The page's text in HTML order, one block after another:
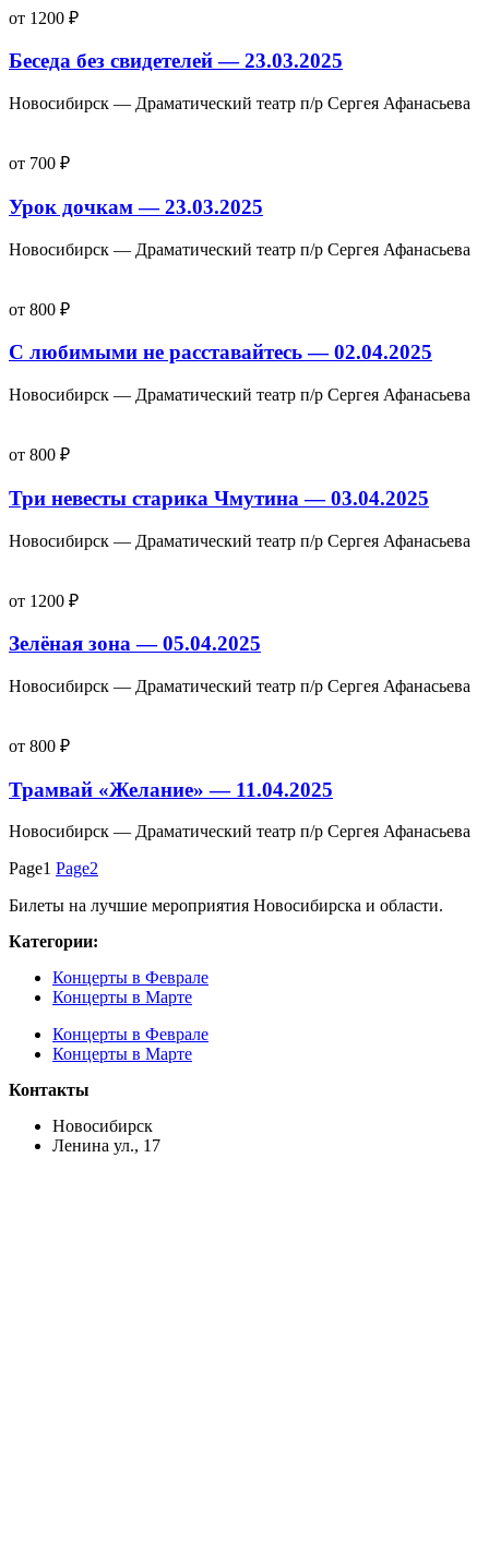
от 1200 ₽
Беседа без свидетелей — 23.03.2025
Новосибирск — Драматический театр п/р Сергея Афанасьева
от 700 ₽
Урок дочкам — 23.03.2025
Новосибирск — Драматический театр п/р Сергея Афанасьева
от 800 ₽
С любимыми не расставайтесь — 02.04.2025
Новосибирск — Драматический театр п/р Сергея Афанасьева
от 800 ₽
Три невесты старика Чмутина — 03.04.2025
Новосибирск — Драматический театр п/р Сергея Афанасьева
от 1200 ₽
Зелёная зона — 05.04.2025
Новосибирск — Драматический театр п/р Сергея Афанасьева
от 800 ₽
Трамвай «Желание» — 11.04.2025
Новосибирск — Драматический театр п/р Сергея Афанасьева
Page1 Page2
Билеты на лучшие мероприятия Новосибирска и области.
Категории:
Концерты в Феврале
Концерты в Марте
Концерты в Феврале
Концерты в Марте
Контакты
Новосибирск
Ленина ул., 17